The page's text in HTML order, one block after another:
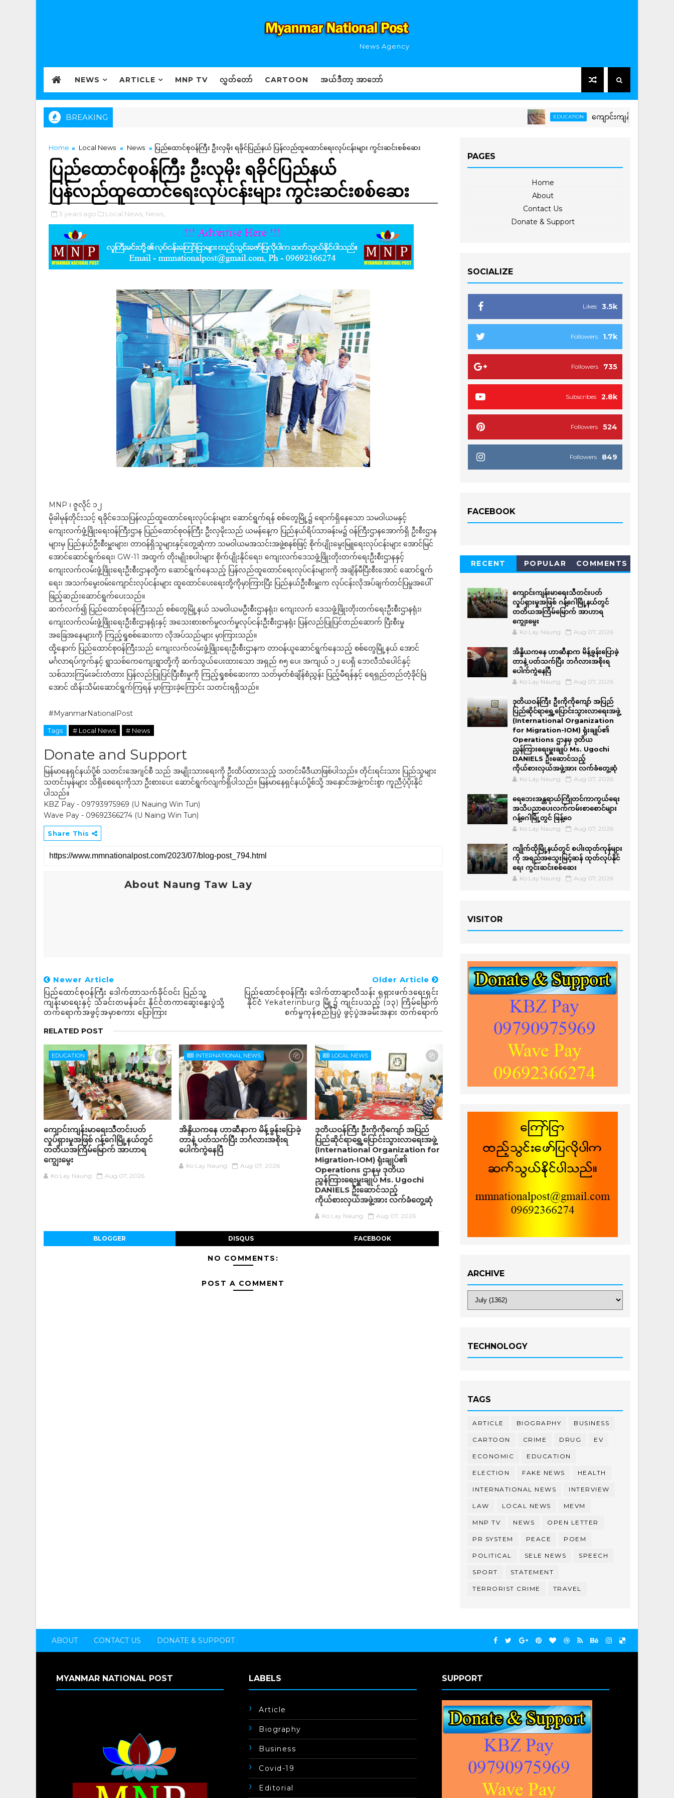
News Agency
NEWS ARTICLE MNP TV လွှတ်တော် CARTOON အယ်ဒီတာ့ အာဘော်
BREAKING EDUCATION ကျောင်းကျန်းမာရေးသီတင်းပတ်
Home Local News News ပြည်ထောင်စုဝန်ကြီး ဦးလှမိုး ရခိုင်ပြည်နယ် ပြန်လည်ထူထောင်ရေးလုပ်ငန်းများ ကွင်းဆင်းစစ်ဆေး
ပြည်ထောင်စုဝန်ကြီး ဦးလှမိုး ရခိုင်ပြည်နယ်
ပြန်လည်ထူထောင်ရေးလုပ်ငန်းများ ကွင်းဆင်းစစ်ဆေး
3 years ago Local News, News,
MNP ၊ ဇူလိုင် ၁၂
မိုခါမုန်တိုင်းသင့် ရခိုင်ဒေသပြန်လည်ထူထောင်ရေးလုပ်ငန်းများ ဆောင်ရွက်ရန် စစ်တွေမြို့၌ ရောက်ရှိနေသော သမဝါယမနှင့်
ကျေးလက်ဖွံ့ဖြိုးရေးဝန်ကြီးဌာန ပြည်ထောင်စုဝန်ကြီး ဦးလှမိုးသည် ယမန်နေ့က ပြည်နယ်ရိပ်သာခန်းမ၌ ဝန်ကြီးဌာနအောက်ရှိ ဦးစီးဌာန
များမှ ပြည်နယ်ဦးစီးမှူးများ၊ တာဝန်ရှိသူများနှင့်တွေ့ဆုံကာ သမဝါယမအသင်းအဖွဲ့စနစ်ဖြင့် စိုက်ပျိုးမွေးမြူရေးလုပ်ငန်းများ အောင်မြင်
အောင်ဆောင်ရွက်ရေး၊ GW-11 အထွက် တိုးမျိုးစပါးများ စိုက်ပျိုးနိုင်ရေး၊ ကျေးလက်ဒေသဖွံ့ဖြိုးတိုးတက်ရေးဦးစီးဌာနနှင့်
ကျေးလက်လမ်းဖွံ့ဖြိုးရေးဦးစီးဌာနတို့က ဆောင်ရွက်နေသည့် ပြန်လည်ထူထောင်ရေးလုပ်ငန်းများကို အချိန်မီပြီးစီးအောင် ဆောင်ရွက်
ရေး၊ အသက်မွေးဝမ်းကျောင်းလုပ်ငန်းများ ထူထောင်ပေးရေးတို့ကိုမှာကြားပြီး ပြည်နယ်ဦးစီးမှူးက လုပ်ငန်းလိုအပ်ချက်တင်ပြမှုအပေါ်
ဖြည့်ဆည်းဆောင်ရွက်ပေးသည်။
ဆက်လက်၍ ပြည်ထောင်စုဝန်ကြီးသည် စစ်တွေမြို့နယ် သမဝါယမဦးစီးဌာနရုံး၊ ကျေးလက် ဒေသဖွံ့ဖြိုးတိုးတက်ရေးဦးစီးဌာနရုံး၊
ကျေးလက်လမ်းဖွံ့ဖြိုးရေးဦးစီးဌာနရုံးနှင့် အသေးစားစက်မှုလက်မှုလုပ်ငန်းဦးစီးဌာနရုံး ပြန်လည်ပြုပြင်တည်ဆောက် ပြီးစီးမှု
အခြေအနေများကို ကြည့်ရှုစစ်ဆေးကာ လိုအပ်သည်များ မှာကြားသည်။
ထို့နောက် ပြည်ထောင်စုဝန်ကြီးသည် ကျေးလက်လမ်းဖွံ့ဖြိုးရေးဦးစီးဌာနက တာဝန်ယူဆောင်ရွက်နေသည့် စစ်တွေမြို့နယ် အောင်
မင်္ဂလာရပ်ကွက်နှင့် ရွာသစ်ကေကျေးရွာတို့ကို ဆက်သွယ်ပေးထားသော အရှည် ၈၅ ပေ၊ အကျယ် ၁၂ ပေရှိ ဘေလီသံပေါင်နှင့်
သစ်သားကြမ်းခင်းတံတား ပြန်လည်ပြုပြင်ပြီးစီးမှုကို ကြည့်ရှုစစ်ဆေးကာ သတ်မှတ်စံချိန်စံညွှန်း ပြည့်မီရန်နှင့် ရေရှည်တည်တံ့ခိုင်မြဲ
အောင် ထိန်းသိမ်းဆောင်ရွက်ကြရန် မှာကြားခဲ့ကြောင်း သတင်းရရှိသည်။
#MyanmarNationalPost
Tags # Local News # News
Donate and Support
မြန်မာနေရှင်နယ်ပို့စ် သတင်းအေဂျင်စီ သည် အမျိုးသားရေးကို ဦးထိပ်ထားသည့် သတင်းမီဒီယာဖြစ်ပါသည်။ တိုင်းရင်းသား ပြည်သူများ
သတင်းမှန်များ သိရှိစေရေးကိုသာ ဦးစားပေး ဆောင်ရွက်လျက်ရှိပါသည်။ မြန်မာနေရှင်နယ်ပို့စ်သို့ အနှောင်အဖွဲ့ကင်းစွာ ကူညီပံ့ပိုးနိုင်
ပါသည်။
KBZ Pay - 09793975969 (U Nauing Win Tun)
Wave Pay - 09692366274 (U Naing Win Tun)
Share This
About Naung Taw Lay
Newer Article
ပြည်ထောင်စုဝန်ကြီး ဒေါက်တာသက်ခိုင်ဝင်း ပြည်သူ့
ကျန်းမာရေးနှင့် သံခင်းတမန်ခင်း နိုင်ငံတကာဆွေးနွေးပွဲသို့
တက်ရောက်အဖွင့်အမှာစကား ပြောကြား
Older Article
ပြည်ထောင်စုဝန်ကြီး ဒေါက်တာချာလီသန်း ရုရှားဖက်ဒရေးရှင်း
နိုင်ငံ Yekaterinburg မြို့၌ ကျင်းပသည့် (၁၃) ကြိမ်မြောက်
စက်မှုကုန်စည်ပြပွဲ ဖွင့်ပွဲအခမ်းအနား တက်ရောက်
RELATED POST
EDUCATION
ကျောင်းကျန်းမာရေးသီတင်းပတ်
လှုပ်ရှားမှုအဖြစ် ဂန့်ဂေါမြို့နယ်တွင်
တတိယအကြိမ်မြောက် အာဟာရ
ကျွေးမွေး
Ko Lay Naung Aug 07, 2026
INTERNATIONAL NEWS
အိန္ဒိယကနေ ဟာဆီနာက မိန့်ခွန်းပြောခဲ့
တာနဲ့ ပတ်သက်ပြီး ဘင်္ဂလားအစိုးရ
ပေါက်ကွဲနေပြီ
Ko Lay Naung Aug 07, 2026
LOCAL NEWS
ဒုတိယဝန်ကြီး ဦးကိုကိုကျော် အပြည်
ပြည်ဆိုင်ရာရွှေ့ပြောင်းသွားလာရေးအဖွဲ့
(International Organization for
Migration-IOM) ရုံးချုပ်၏
Operations ဌာနမှ ဒုတိယ
ညွှန်ကြားရေးမှူးချုပ် Ms. Ugochi
DANIELS ဦးဆောင်သည့်
ကိုယ်စားလှယ်အဖွဲ့အား လက်ခံတွေ့ဆုံ
Ko Lay Naung Aug 07, 2026
BLOGGER DISQUS FACEBOOK
NO COMMENTS:
POST A COMMENT
PAGES
Home
About
Contact Us
Donate & Support
SOCIALIZE
3.5k
Likes
1.7k
Followers
735
Followers
2.8k
Subscribes
524
Followers
849
Followers
FACEBOOK
RECENT POPULAR COMMENTS
ကျောင်းကျန်းမာရေးသီတင်းပတ်
လှုပ်ရှားမှုအဖြစ် ဂန့်ဂေါမြို့နယ်တွင်
တတိယအကြိမ်မြောက် အာဟာရ
ကျွေးမွေး
Ko Lay Naung Aug 07, 2026
အိန္ဒိယကနေ ဟာဆီနာက မိန့်ခွန်းပြောခဲ့
တာနဲ့ ပတ်သက်ပြီး ဘင်္ဂလားအစိုးရ
ပေါက်ကွဲနေပြီ
Ko Lay Naung Aug 07, 2026
ဒုတိယဝန်ကြီး ဦးကိုကိုကျော် အပြည်
ပြည်ဆိုင်ရာရွှေ့ပြောင်းသွားလာရေးအဖွဲ့
(International Organization
for Migration-IOM) ရုံးချုပ်၏
Operations ဌာနမှ ဒုတိယ
ညွှန်ကြားရေးမှူးချုပ် Ms. Ugochi
DANIELS ဦးဆောင်သည့်
ကိုယ်စားလှယ်အဖွဲ့အား လက်ခံတွေ့ဆုံ
Ko Lay Naung Aug 07, 2026
ရေဘေးအန္တရာယ်ကြိုတင်ကာကွယ်ရေး
အသိပညာပေးလက်ကမ်းစာစောင်များ
ဂန့်ဂေါမြို့တွင် ဖြန့်ဝေ
Ko Lay Naung Aug 07, 2026
ကျိုက်ထိုမြို့နယ်တွင် စပါးထုတ်ကုန်များ
ကို အရည်အ‌သွေးမြင့်ဆန် ထုတ်လုပ်နိုင်
ရေး ကွင်းဆင်းစစ်ဆေး
Ko Lay Naung Aug 07, 2026
VISITOR
ARCHIVE
TECHNOLOGY
TAGS
ARTICLE BIOGRAPHY BUSINESS
CARTOON CRIME DRUG EV
ECONOMIC EDUCATION
ELECTION FAKE NEWS HEALTH
INTERNATIONAL NEWS INTERVIEW
LAW LOCAL NEWS MEVM
MNP TV NEWS OPEN LETTER
PR SYSTEM PEACE POEM
POLITICAL SELE NEWS SPEECH
SPORT STATEMENT
TERRORIST CRIME TRAVEL
ABOUT CONTACT US DONATE & SUPPORT
MYANMAR NATIONAL POST LABELS
Article
Biography
Business
Covid-19
Editorial
SUPPORT